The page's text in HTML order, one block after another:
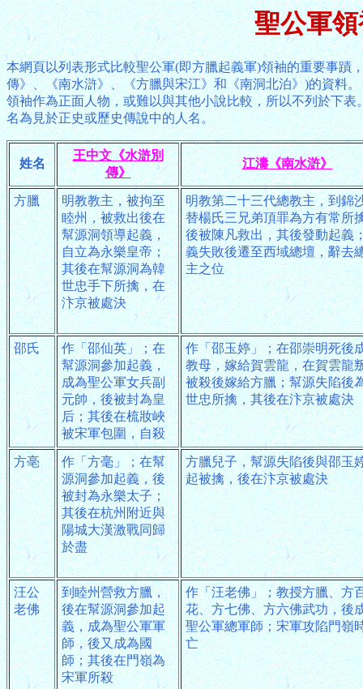
聖公軍
本網頁以列表形式比較聖公軍(即方臘起義軍)領袖的重要事蹟
傳》、《南水滸》、《方臘與宋江》和《南洞北泊》)的資料
領袖作為正面人物，或難以與其他小說比較，所以不列於下
名為見於正史或歷史傳說中的人名。
姓名
王中文《水滸別
傳》
江濤《南水滸》
方臘
明教教主，被拘至
睦州，被救出後在
幫源洞領導起義，
自立為永樂皇帝；
其後在幫源洞為韓
世忠手下所擒，在
汴京被處決
明教第二十三代總教主，到錦
替楊氏三兄弟頂罪為方有常所
後被陳凡救出，其後發動起義
義失敗後遷至西域總壇，辭去
主之位
邵氏
作「邵仙英」；在
幫源洞參加起義，
成為聖公軍女兵副
元帥，後被封為皇
后；其後在梳妝峽
被宋軍包圍，自殺
作「邵玉婷」；在邵崇明死後
教母，嫁給賀雲龍，在賀雲龍
被殺後嫁給方臘；幫源失陷後
世忠所擒，其後在汴京被處決
方亳
作「方毫」；在幫
源洞參加起義，後
被封為永樂太子；
其後在杭州附近與
陽城大漢激戰同歸
於盡
方臘兒子，幫源失陷後與邵玉
起被擒，後在汴京被處決
汪公
老佛
到睦州營救方臘，
後在幫源洞參加起
義，成為聖公軍軍
師，後又成為國
師；其後在門嶺為
宋軍所殺
作「汪老佛」；教授方臘、方
花、方七佛、方六佛武功，後
聖公軍總軍師；宋軍攻陷門嶺
亡